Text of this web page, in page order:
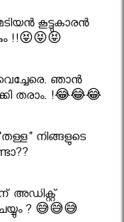
കൂട്ടുകാരൻ
!!😝😝😝
ഞാൻ
തരാം. !😂😂😂
നിങ്ങളുടെ
അഡിക്റ്റ്
? 😅😅😅